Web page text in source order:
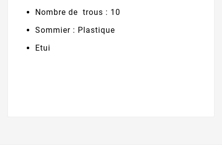
Nombre de trous : 10
Sommier : Plastique
Etui